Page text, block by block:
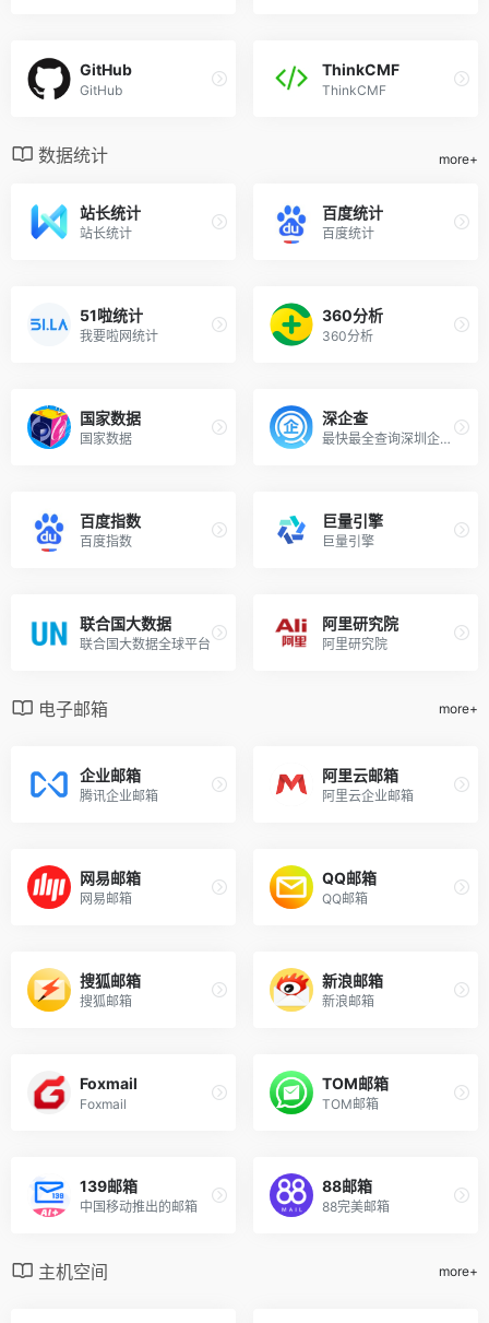
GitHub
GitHub
ThinkCMF
ThinkCMF
数据统计 more+
站长统计
站长统计
百度统计
百度统计
51啦统计
我要啦网统计
360分析
360分析
国家数据
国家数据
深企查
最快最全查询深圳企业机构
百度指数
百度指数
巨量引擎
巨量引擎
联合国大数据
联合国大数据全球平台
阿里研究院
阿里研究院
电子邮箱 more+
企业邮箱
腾讯企业邮箱
阿里云邮箱
阿里云企业邮箱
网易邮箱
网易邮箱
QQ邮箱
QQ邮箱
搜狐邮箱
搜狐邮箱
新浪邮箱
新浪邮箱
Foxmail
Foxmail
TOM邮箱
TOM邮箱
139邮箱
中国移动推出的邮箱
88邮箱
88完美邮箱
主机空间 more+